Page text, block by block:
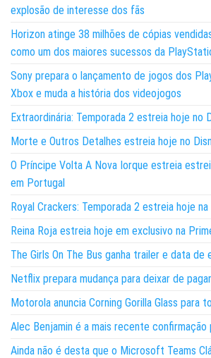
explosão de interesse dos fãs
Horizon atinge 38 milhões de cópias
como um dos maiores sucessos da
Sony prepara o lançamento de jogos dos
Xbox e muda a história dos videojogos
Extraordinária: Temporada 2 estreia hoje no
Morte e Outros Detalhes estreia hoje no
O Príncipe Volta A Nova Iorque estreia
em Portugal
Royal Crackers: Temporada 2 estreia hoje na
Reina Roja estreia hoje em exclusivo na
The Girls On The Bus ganha trailer e data de
Netflix prepara mudança para deixar de
Motorola anuncia Corning Gorilla Glass para
Alec Benjamin é a mais recente confirmação
Ainda não é desta que o Microsoft Teams